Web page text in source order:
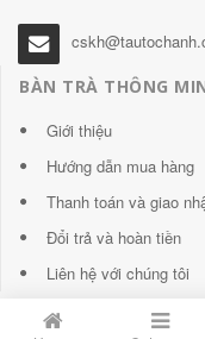
BÀN TRÀ THÔNG
Giới thiệu
Hướng dẫn mua hàng
Thanh toán và giao
Đổi trả và hoàn tiền
Liên hệ với chúng tôi